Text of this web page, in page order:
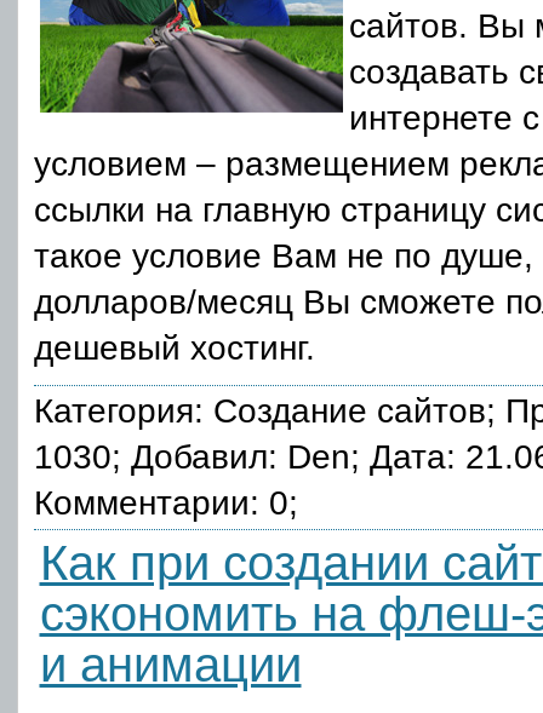
сайтов. Вы
создавать
интернете
условием – размещением
ссылки на главную страницу
такое условие Вам не по душе,
долларов/месяц Вы сможете
дешевый хостинг.
Категория: Создание сайтов;
1030; Добавил: Den; Дата:
Комментарии: 0;
Как при создании
сэкономить на флеш-
и анимации